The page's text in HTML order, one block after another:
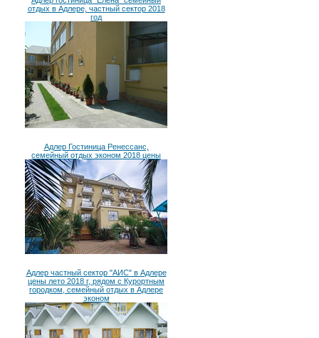
отдых в Адлере, частный сектор 2018
год
Адлер Гостиница Ренессанс,
семейный отдых эконом 2018 цены
Адлер частный сектор "АИС" в Адлере
цены лето 2018 г, рядом с Курортным
городком, семейный отдых в Адлере
эконом